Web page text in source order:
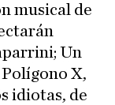
musical de
Un
X,
idiotas, de